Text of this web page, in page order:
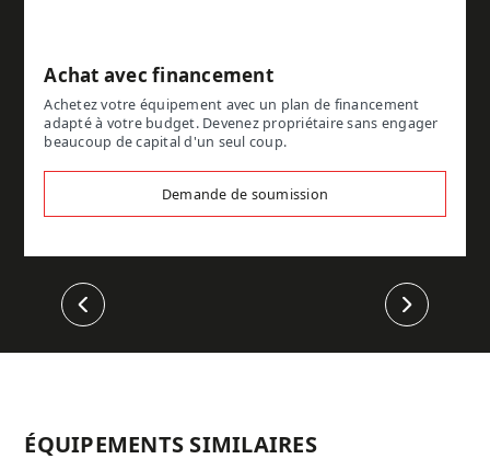
Achat avec financement
Achetez votre équipement avec un plan de financement
adapté à votre budget. Devenez propriétaire sans engager
beaucoup de capital d'un seul coup.
Demande de soumission
Précédent Suivant
ÉQUIPEMENTS SIMILAIRES